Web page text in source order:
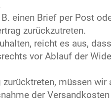
einen Brief per Post
zurückzutreten.
reicht es aus,
vor Ablauf der
müssen wir
der